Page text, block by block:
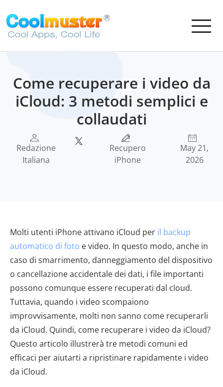
Come recuperare i video da
iCloud: 3 metodi semplici e
collaudati
Redazione
Italiana
Recupero
iPhone
May 21,
2026
Molti utenti iPhone attivano iCloud per il backup
automatico di foto e video. In questo modo, anche in
caso di smarrimento, danneggiamento del dispositivo
o cancellazione accidentale dei dati, i file importanti
possono comunque essere recuperati dal cloud.
Tuttavia, quando i video scompaiono
improvvisamente, molti non sanno come recuperarli
da iCloud. Quindi, come recuperare i video da iCloud?
Questo articolo illustrerà tre metodi comuni ed
efficaci per aiutarti a ripristinare rapidamente i video
da iCloud.